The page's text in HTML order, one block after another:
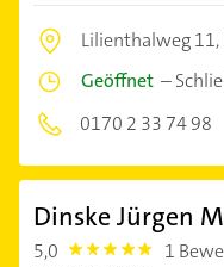
Lilienthalweg 11,
Geöffnet –
0170 2 33 74 98
Dinske Jürgen
5,0 5.0 1